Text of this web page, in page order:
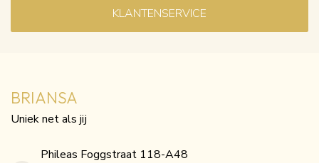
KLANTENSERVICE
BRIANSA
Uniek net als jij
Phileas Foggstraat 118-A48